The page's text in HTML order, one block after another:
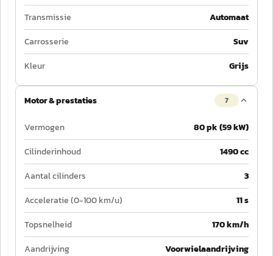
Transmissie
Automaat
Carrosserie
Suv
Kleur
Grijs
Motor & prestaties 7
Vermogen
80 pk (59 kW)
Cilinderinhoud
1490 cc
Aantal cilinders
3
Acceleratie (0-100 km/u)
11 s
Topsnelheid
170 km/h
Aandrijving
Voorwielaandrijving